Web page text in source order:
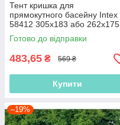
Тент кришка для
прямокутного басейну Intex
58412 305х183 або 262х175
см
Готово до відправки
483,65 ₴ 569 ₴
Купити
–19%